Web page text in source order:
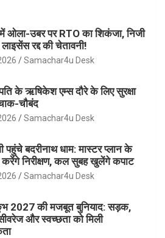
ओला-उबर पर RTO का शिकंजा, निजी
रद्द की चेतावनी!
Samachar4u Desk
के ऋषिकेश एम्स दौरे के लिए सुरक्षा
चौबंद
Samachar4u Desk
पहुंचे बदरीनाथ धाम: मास्टर प्लान के
करेंगे निरीक्षण, कल सुबह खुलेंगे कपाट
Samachar4u Desk
कुंभ 2027 की मजबूत बुनियाद: सड़क,
और स्वच्छता को मिली